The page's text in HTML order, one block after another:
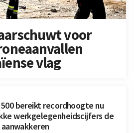
voor
vlag
500 bereikt recordhoogte nu
werkgelegenheidscijfers de